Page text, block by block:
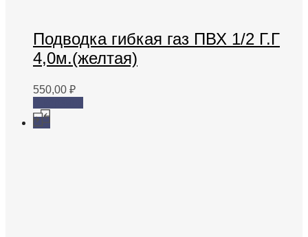
Подводка гибкая газ ПВХ 1/2 Г.Г
4,0м.(желтая)
550,00 ₽